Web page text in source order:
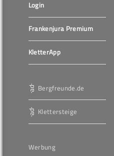
Login
Frankenjura Premium
KletterApp
Bergfreunde.de
Klettersteige
Werbung